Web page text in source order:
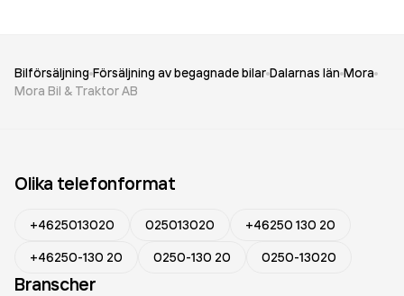
Bilförsäljning Försäljning av begagnade bilar Dalarnas län Mora
Mora Bil & Traktor AB
Olika telefonformat
+4625013020 025013020
+46250 130 20
+46250-130 20
0250-130 20 0250-13020
Branscher